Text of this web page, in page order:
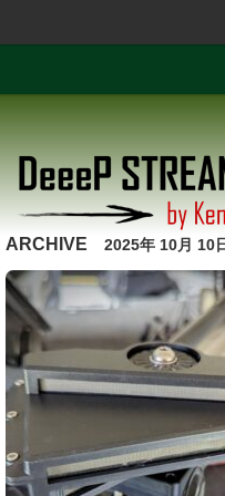
ARCHIVE 2025年 10月 10